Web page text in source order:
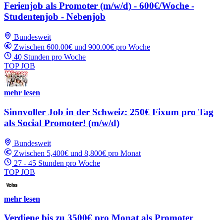
Ferienjob als Promoter (m/w/d) - 600€/Woche -
Studentenjob - Nebenjob
Bundesweit
Zwischen 600.00€ und 900.00€ pro Woche
40 Stunden pro Woche
TOP JOB
mehr lesen
Sinnvoller Job in der Schweiz: 250€ Fixum pro Tag
als Social Promoter! (m/w/d)
Bundesweit
Zwischen 5,400€ und 8,800€ pro Monat
27 - 45 Stunden pro Woche
TOP JOB
mehr lesen